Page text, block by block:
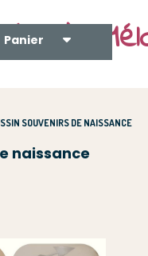
de
Panier
SOUVENIRS DE NAISSANCE
naissance